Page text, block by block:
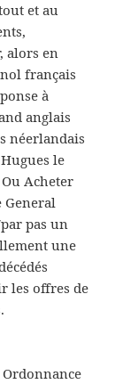
et au
alors en
français
à
anglais
néerlandais
le
Acheter
General
pas un
une
les offres de
Ordonnance